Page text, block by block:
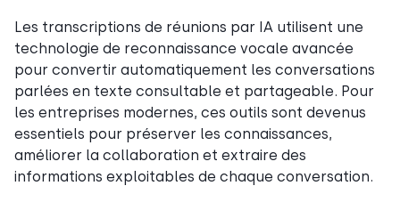
Les transcriptions de réunions par IA utilisent une
technologie de reconnaissance vocale avancée
pour convertir automatiquement les conversations
parlées en texte consultable et partageable. Pour
les entreprises modernes, ces outils sont devenus
essentiels pour préserver les connaissances,
améliorer la collaboration et extraire des
informations exploitables de chaque conversation.